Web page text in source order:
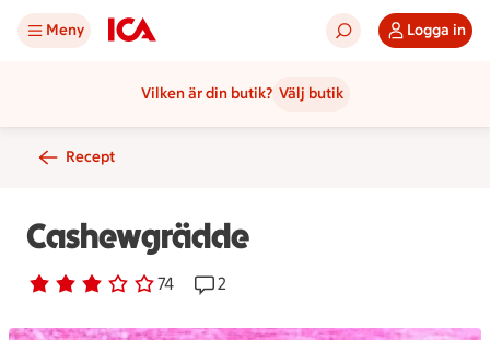
Meny Logga in
Vilken är din butik? Välj butik
Recept
Cashewgrädde
Betyg 3 av 5. 74
74 personer har röstatReceptet har 2 kommentarer
2